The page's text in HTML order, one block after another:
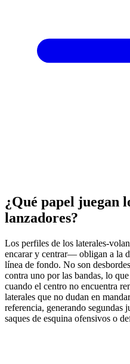
¿Qué papel juegan
lanzadores?
Los perfiles de los laterales-
encarar y centrar— obligan a la
línea de fondo. No son
contra uno por las bandas, lo
cuando el centro no encuentra
laterales que no dudan en
referencia, generando segundas
saques de esquina ofensivos o